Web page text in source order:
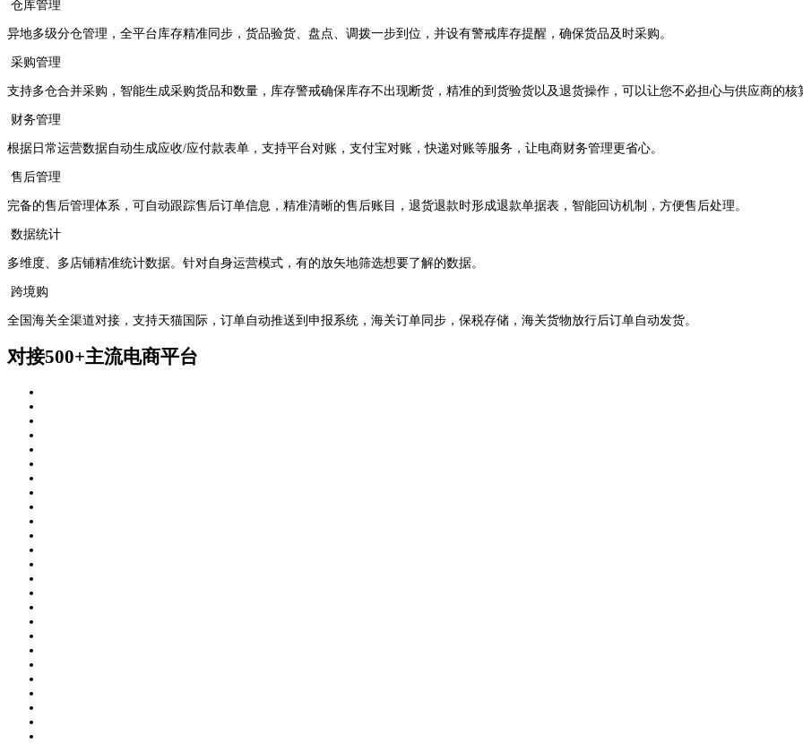
仓库管理
异地多级分仓管理，全平台库存精准同步，货品验货、盘点、调拨一步到位，并设有警戒库存提醒，确保货品及时采购。
采购管理
支持多仓合并采购，智能生成采购货品和数量，库存警戒确保库存不出现断货，精准的到货验货以及退货操作，可以让您不必担心与供应商的核
财务管理
根据日常运营数据自动生成应收/应付款表单，支持平台对账，支付宝对账，快递对账等服务，让电商财务管理更省心。
售后管理
完备的售后管理体系，可自动跟踪售后订单信息，精准清晰的售后账目，退货退款时形成退款单据表，智能回访机制，方便售后处理。
数据统计
多维度、多店铺精准统计数据。针对自身运营模式，有的放矢地筛选想要了解的数据。
跨境购
全国海关全渠道对接，支持天猫国际，订单自动推送到申报系统，海关订单同步，保税存储，海关货物放行后订单自动发货。
对接500+主流电商平台